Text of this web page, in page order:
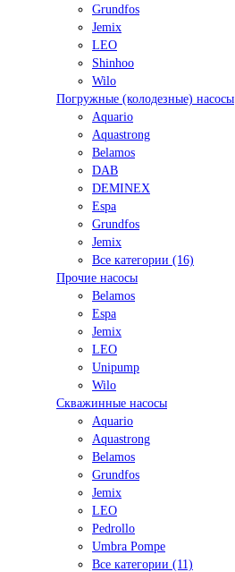
Grundfos
Jemix
LEO
Shinhoo
Wilo
Погружные (колодезные) насосы
Aquario
Aquastrong
Belamos
DAB
DEMINEX
Espa
Grundfos
Jemix
Все категории (16)
Прочие насосы
Belamos
Espa
Jemix
LEO
Unipump
Wilo
Скважинные насосы
Aquario
Aquastrong
Belamos
Grundfos
Jemix
LEO
Pedrollo
Umbra Pompe
Все категории (11)